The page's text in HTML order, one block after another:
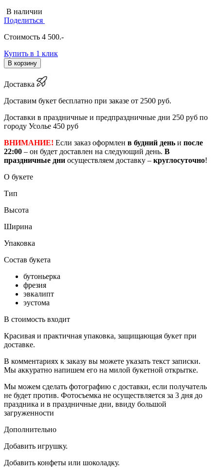
В наличии
Поделиться
Стоимость 4 500.-
Купить в 1 клик
В корзину
Доставка
Доставим букет бесплатно при заказе от 2500 руб.
Доставки в праздничные и предпраздничные дни 250 руб по
городу Усолье 450 руб
ВНИМАНИЕ! Если заказ оформлен в будний день и после
22:00 – он будет доставлен на следующий день. В
праздничные дни осуществляем доставку – круглосуточно!
О букете
Тип
Высота
Ширина
Упаковка
Состав букета
бутоньерка
фрезия
эвкалипт
эустома
В стоимость входит
Красивая и практичная упаковка, защищающая букет при
доставке.
В комментариях к заказу вы можете указать текст записки.
Мы аккуратно напишем его на милой букетной открытке.
Мы можем сделать фотографию с доставки, если получатель
не будет против. Фотосъемка не осуществляется за 3 дня до
праздника и в праздничные дни, ввиду большой
загруженности
Дополнительно
Добавить игрушку.
Добавить конфеты или шоколадку.